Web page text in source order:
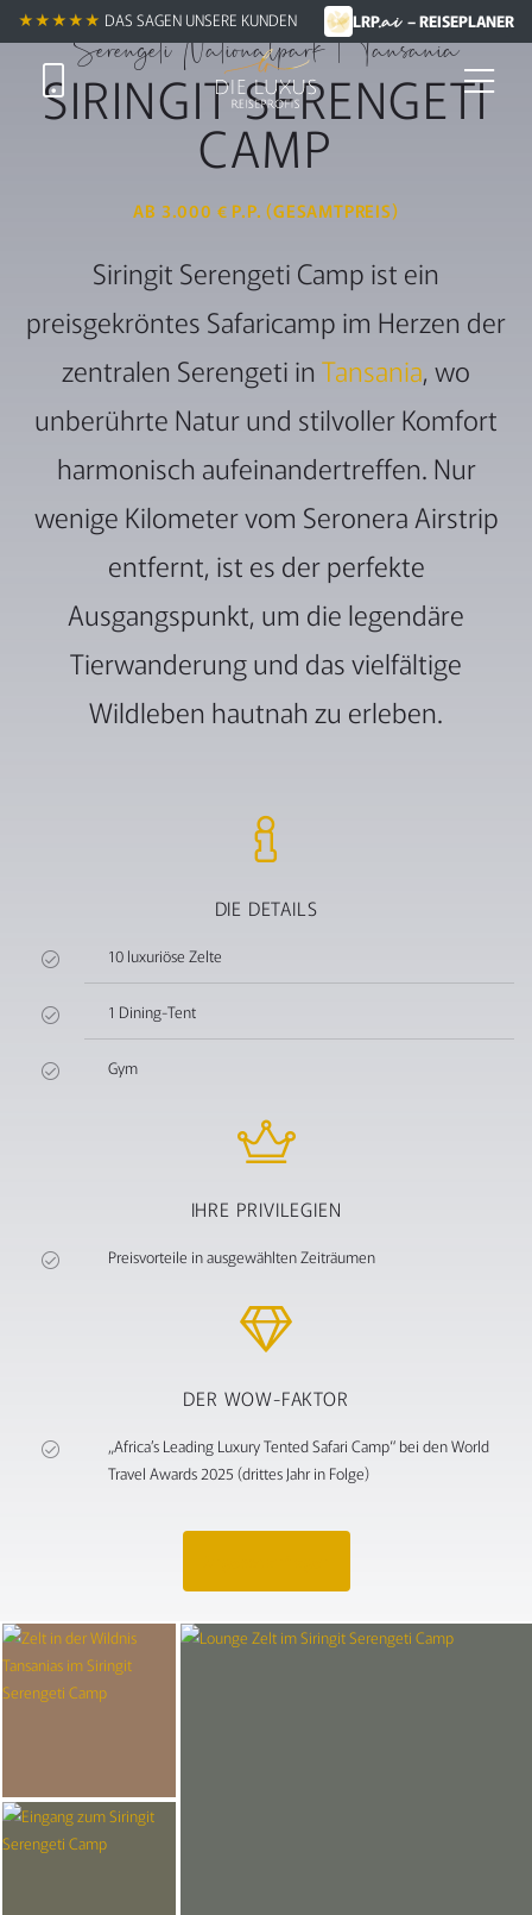
★★★★★ DAS SAGEN UNSERE KUNDEN LRP.ai – REISEPLANER
★★★★★
Serengeti Nationalpark | Tansania
SIRINGIT SERENGETI
CAMP
AB 3.000 € P.P. (GESAMTPREIS)
Siringit Serengeti Camp ist ein
preisgekröntes Safaricamp im Herzen der
zentralen Serengeti in Tansania, wo
unberührte Natur und stilvoller Komfort
harmonisch aufeinandertreffen. Nur
wenige Kilometer vom Seronera Airstrip
entfernt, ist es der perfekte
Ausgangspunkt, um die legendäre
Tierwanderung und das vielfältige
Wildleben hautnah zu erleben.
DIE DETAILS
10 luxuriöse Zelte
1 Dining-Tent
Gym
IHRE PRIVILEGIEN
Preisvorteile in ausgewählten Zeiträumen
DER WOW-FAKTOR
„Africa’s Leading Luxury Tented Safari Camp“ bei den World
Travel Awards 2025 (drittes Jahr in Folge)